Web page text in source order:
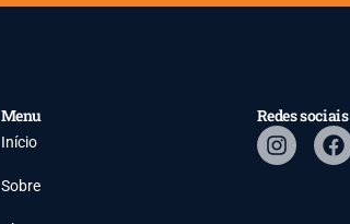
Menu
Início
Sobre
Redes sociais